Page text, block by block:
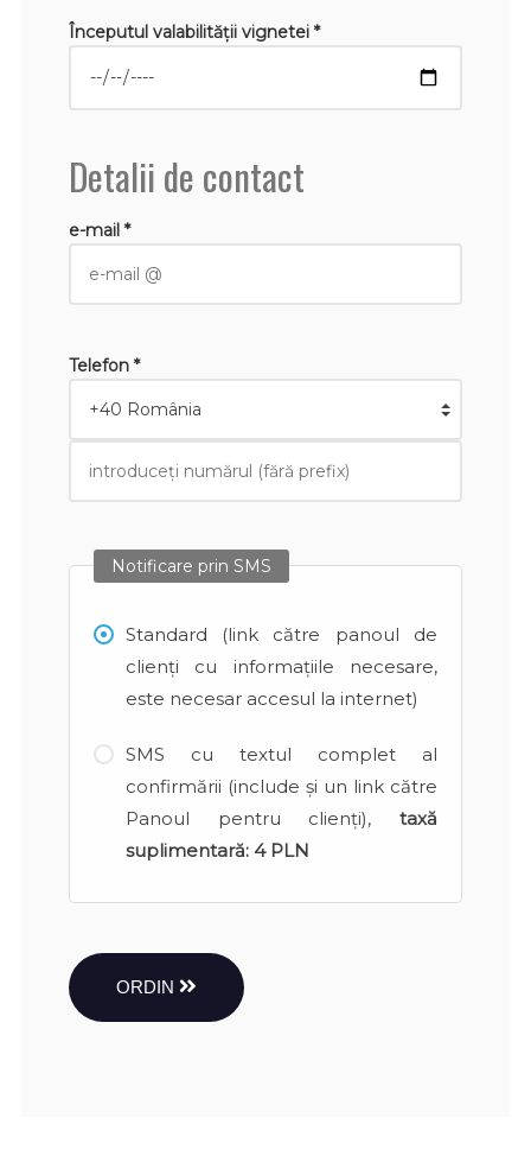
Începutul valabilităţii vignetei *
Detalii de contact
e-mail *
Telefon *
Notificare prin SMS
Standard (link către panoul de
clienți cu informațiile necesare,
este necesar accesul la internet)
SMS cu textul complet al
confirmării (include și un link către
Panoul pentru clienți), taxă
suplimentară: 4 PLN
ORDIN